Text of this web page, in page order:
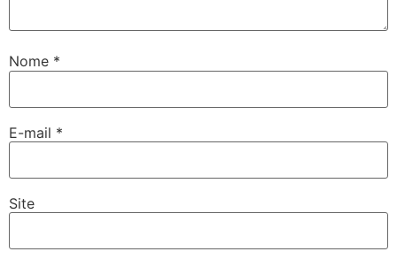
Nome *
E-mail *
Site